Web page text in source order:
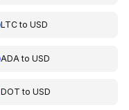
LTCtoUSD
ADA toUSD
DOT toUSD